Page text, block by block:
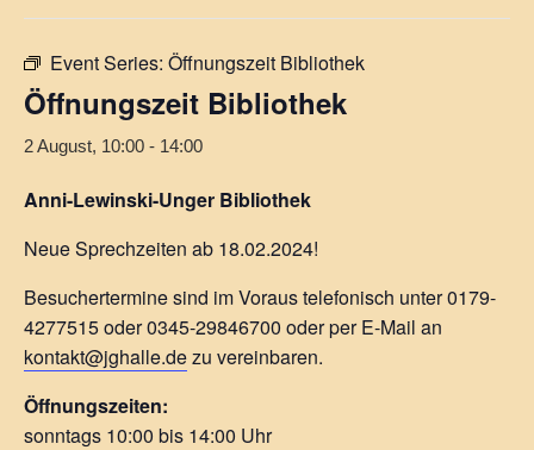
Event Series: Öffnungszeit Bibliothek
Öffnungszeit Bibliothek
2 August, 10:00 - 14:00
Anni-Lewinski-Unger Bibliothek
Neue Sprechzeiten ab 18.02.2024!
Besuchertermine sind im Voraus telefonisch unter 0179-
4277515 oder 0345-29846700 oder per E-Mail an
kontakt@jghalle.dezu vereinbaren.
Öffnungszeiten:
sonntags 10:00 bis 14:00 Uhr